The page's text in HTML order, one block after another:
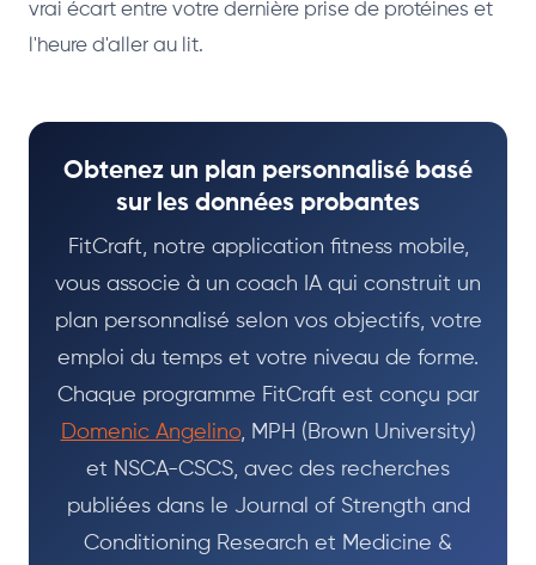
vrai écart entre votre dernière prise de protéines et
l'heure d'aller au lit.
Obtenez un plan personnalisé basé
sur les données probantes
FitCraft, notre application fitness mobile,
vous associe à un coach IA qui construit un
plan personnalisé selon vos objectifs, votre
emploi du temps et votre niveau de forme.
Chaque programme FitCraft est conçu par
Domenic Angelino, MPH (Brown University)
et NSCA-CSCS, avec des recherches
publiées dans le Journal of Strength and
Conditioning Research et Medicine &